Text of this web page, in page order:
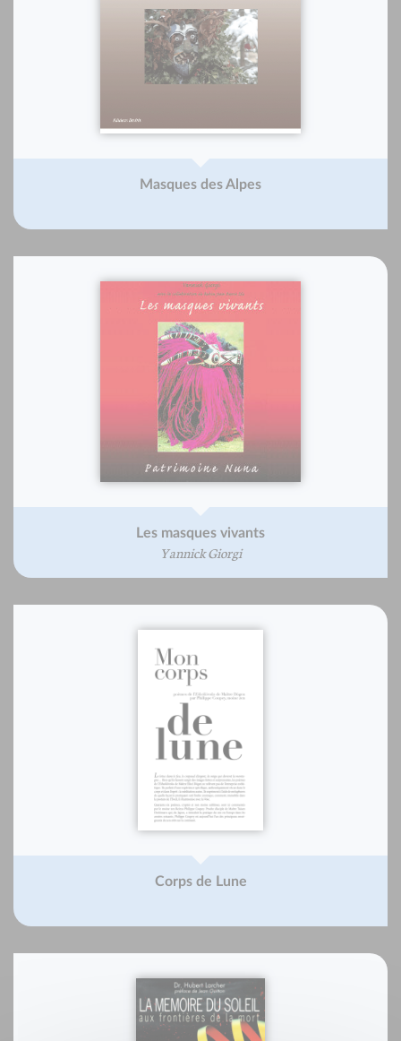
Masques des Alpes
Les masques vivants
Yannick Giorgi
Corps de Lune